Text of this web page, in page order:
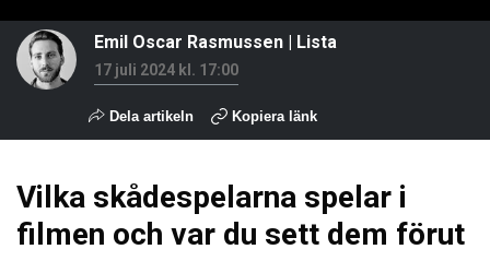
Emil Oscar Rasmussen | Lista
17 juli 2024 kl. 17:00
Dela artikeln Kopiera länk
Vilka skådespelarna spelar i
filmen och var du sett dem förut